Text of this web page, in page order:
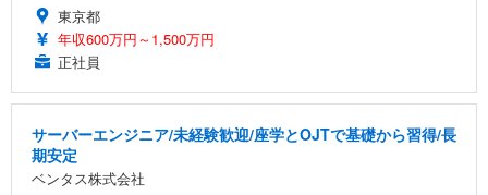
東京都
年収600万円～1,500万円
正社員
サーバーエンジニア/未経験歓迎/座学とOJTで基礎から習得/長
期安定
ベンタス株式会社